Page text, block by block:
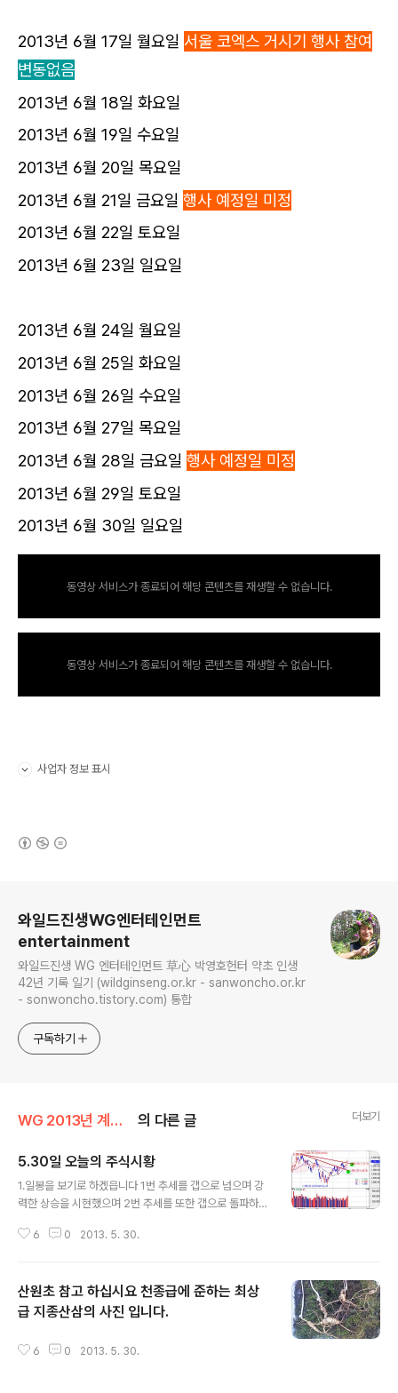
2013년 6월 17일 월요일 서울 코엑스 거시기 행사 참여
변동없음
2013년 6월 18일 화요일
2013년 6월 19일 수요일
2013년 6월 20일 목요일
2013년 6월 21일 금요일 행사 예정일 미정
2013년 6월 22일 토요일
2013년 6월 23일 일요일
2013년 6월 24일 월요일
2013년 6월 25일 화요일
2013년 6월 26일 수요일
2013년 6월 27일 목요일
2013년 6월 28일 금요일 행사 예정일 미정
2013년 6월 29일 토요일
2013년 6월 30일 일요일
동영상 서비스가 종료되어 해당 콘텐츠를 재생할 수 없습니다.
동영상 서비스가 종료되어 해당 콘텐츠를 재생할 수 없습니다.
사업자 정보 표시
와일드진생WG엔터테인먼트
entertainment
와일드진생 WG 엔터테인먼트 草心 박영호헌터 약초 인생
42년 기록 일기 (wildginseng.or.kr - sanwoncho.or.kr
- sonwoncho.tistory.com) 통합
구독하기
WG 2013년 계사년 기록 의 다른 글 더보기
5.30일 오늘의 주식시황
1.일봉을 보기로 하겠읍니다 1번 추세를 갭으로 넘으며 강
력한 상승을 시현했으며 2번 추세를 또한 갭으로 돌파하고
봉이 나오면 다음주초에 상승으로 시작할지 잠시 조정을
가 주목 됩니다 양봉이 나오길 바라면서.....
6 0 2013. 5. 30.
산원초 참고 하십시요 천종급에 준하는 최상
급 지종산삼의 사진 입니다.
6 0 2013. 5. 30.